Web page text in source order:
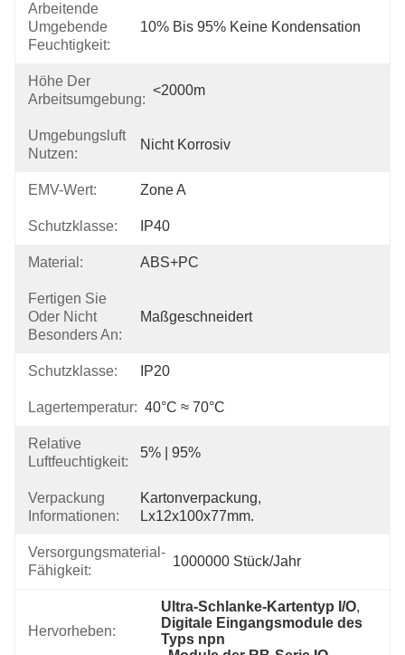
Arbeitende
Umgebende
Feuchtigkeit:
10% Bis 95% Keine Kondensation
Höhe Der
Arbeitsumgebung:
<2000m
Umgebungsluft
Nutzen:
Nicht Korrosiv
EMV-Wert: Zone A
Schutzklasse: IP40
Material: ABS+PC
Fertigen Sie
Oder Nicht
Besonders An:
Maßgeschneidert
Schutzklasse: IP20
Lagertemperatur: 40°C ≈ 70°C
Relative
Luftfeuchtigkeit:
5% | 95%
Verpackung
Informationen:
Kartonverpackung,
Lx12x100x77mm.
Versorgungsmaterial-
Fähigkeit:
1000000 Stück/Jahr
Hervorheben:
Ultra-Schlanke-Kartentyp I/O,
Digitale Eingangsmodule des
Typs npn